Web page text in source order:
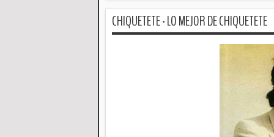
CHIQUETETE - LO MEJOR DE CHIQUETETE